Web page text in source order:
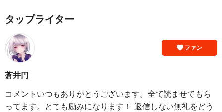
タップライター
ファン
蒼井円
コメントいつもありがとうございます。全て読ませてもら
ってます。とても励みになります！ 返信しない無礼をどう